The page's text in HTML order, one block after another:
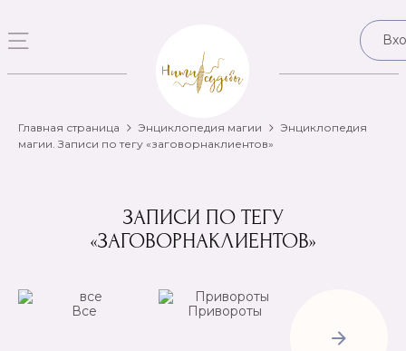
Главная страница Энциклопедия магии
Энциклопедия
магии. Записи по тегу «заговорнаклиентов»
ЗАПИСИ ПО ТЕГУ
«ЗАГОВОРНАКЛИЕНТОВ»
Все
Привороты
Рассорки